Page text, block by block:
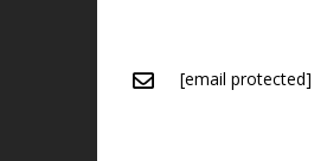
[email protected]